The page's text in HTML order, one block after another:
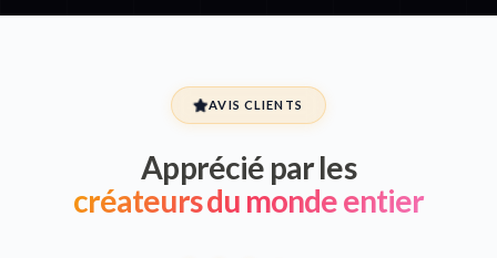
AVIS CLIENTS
Apprécié par les
créateurs du monde entier